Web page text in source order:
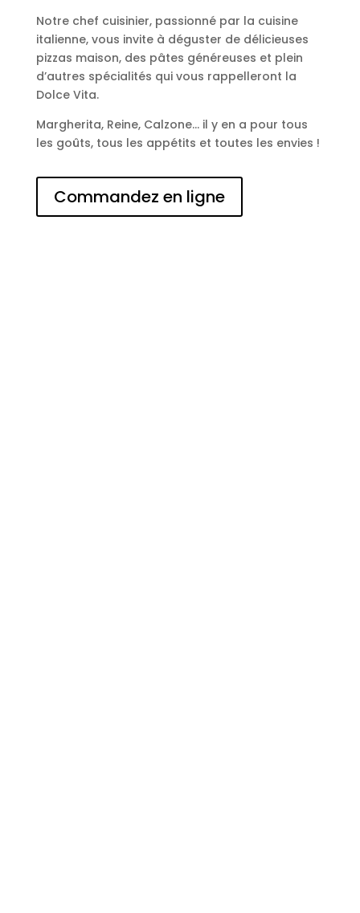
Notre chef cuisinier, passionné par la cuisine
italienne, vous invite à déguster de délicieuses
pizzas maison, des pâtes généreuses et plein
d’autres spécialités qui vous rappelleront la
Dolce Vita.
Margherita, Reine, Calzone… il y en a pour tous
les goûts, tous les appétits et toutes les envies !
Commandez en ligne